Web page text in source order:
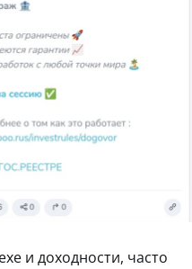
и доходности, часто